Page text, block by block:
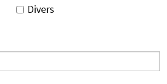
Divers